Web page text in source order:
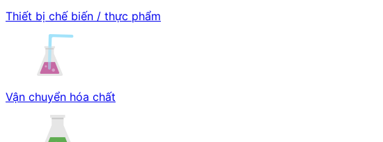
Thiết bị chế biến / thực phẩm
Vận chuyển hóa chất